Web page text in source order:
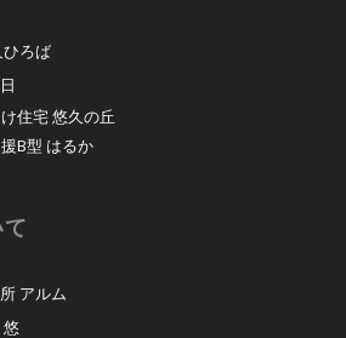
ろば
住宅 悠久の丘
B型 はるか
アルム